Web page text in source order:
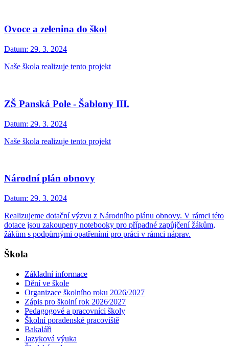
Ovoce a zelenina do škol
Datum: 29. 3. 2024
Naše škola realizuje tento projekt
ZŠ Panská Pole - Šablony III.
Datum: 29. 3. 2024
Naše škola realizuje tento projekt
Národní plán obnovy
Datum: 29. 3. 2024
Realizujeme dotační výzvu z Národního plánu obnovy. V rámci této
dotace jsou zakoupeny notebooky pro případné zapůjčení žákům,
žákům s podpůrnými opatřeními pro práci v rámci náprav.
Škola
Základní informace
Dění ve škole
Organizace školního roku 2026/2027
Zápis pro školní rok 2026⁄2027
Pedagogové a pracovníci školy
Školní poradenské pracoviště
Bakaláři
Jazyková výuka